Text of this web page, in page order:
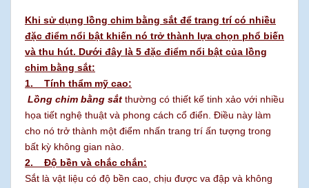
Khi sử dụng lồng chim bằng sắt để trang trí có nhiều
đặc điểm nổi bật khiến nó trở thành lựa chọn phổ biến
và thu hút. Dưới đây là 5 đặc điểm nổi bật của lồng
chim bằng sắt:
1. Tính thẩm mỹ cao:
Lồng chim bằng sắt thường có thiết kế tinh xảo với nhiều
họa tiết nghệ thuật và phong cách cổ điển. Điều này làm
cho nó trở thành một điểm nhấn trang trí ấn tượng trong
bất kỳ không gian nào.
2. Độ bền và chắc chắn:
Sắt là vật liệu có độ bền cao, chịu được va đập và không